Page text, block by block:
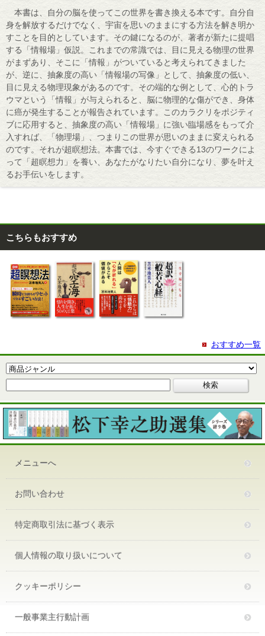
本書は、自分の脳を使ってこの世界を書き換える本です。自分自
身を解放するだけでなく、宇宙を思いのままにする方法を解き明か
すことを目的としています。その鍵になるのが、著者が新たに提唱
する「情報場」仮説。これまでの常識では、目に見える物理の世界
がまずあり、そこに「情報」がついていると考えられてきました
が、逆に、抽象度の高い「情報場の写像」として、抽象度の低い、
目に見える物理現象があるのです。その端的な例として、心的トラ
ウマという「情報」が与えられると、脳に物理的な傷ができ、身体
に癌が発生することが報告されています。このカラクリをポジティ
ブに応用すると、抽象度の高い「情報場」に強い臨場感をもって介
入すれば、「物理場」、つまりこの世界が思いのままに変えられる
のです。それが超瞑想法。本書では、今すぐできる13のワークによ
って「超瞑想力」を養い、あなたがなりたい自分になり、夢を叶え
るお手伝いをします。
こちらもおすすめ
おすすめ一覧
メニューへ
お問い合わせ
特定商取引法に基づく表示
個人情報の取り扱いについて
クッキーポリシー
一般事業主行動計画